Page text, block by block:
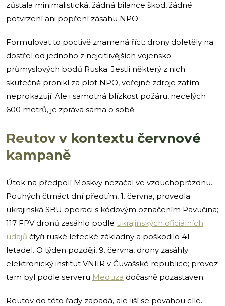
zůstala minimalistická, žádná bilance škod, žádné
potvrzení ani popření zásahu NPO.
Formulovat to poctivě znamená říct: drony doletěly na
dostřel od jednoho z nejcitlivějších vojensko-
průmyslových bodů Ruska. Jestli některý z nich
skutečně pronikl za plot NPO, veřejné zdroje zatím
neprokazují. Ale i samotná blízkost požáru, necelých
600 metrů, je zpráva sama o sobě.
Reutov v kontextu červnové
kampaně
Útok na předpolí Moskvy nezačal ve vzduchoprázdnu.
Pouhých čtrnáct dní předtím, 1. června, provedla
ukrajinská SBU operaci s kódovým označením Pavučina;
117 FPV dronů zasáhlo podle ukrajinských oficiálních
údajů čtyři ruské letecké základny a poškodilo 41
letadel. O týden později, 9. června, drony zasáhly
elektronický institut VNIIR v Čuvašské republice; provoz
tam byl podle serveru Meduza dočasně pozastaven.
Reutov do této řady zapadá, ale liší se povahou cíle.